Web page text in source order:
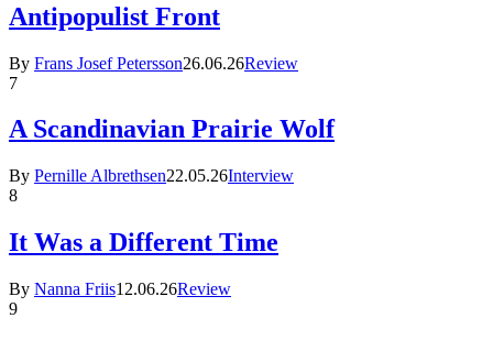
Antipopulist Front
By Frans Josef Petersson26.06.26Review
7
A Scandinavian Prairie Wolf
By Pernille Albrethsen22.05.26Interview
8
It Was a Different Time
By Nanna Friis12.06.26Review
9